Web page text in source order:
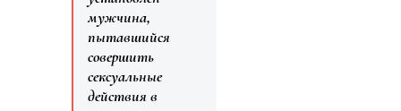
мужчина,
пытавшийся
совершить
сексуальные
действия в